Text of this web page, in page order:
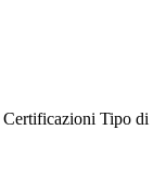
Certificazioni Tipo di